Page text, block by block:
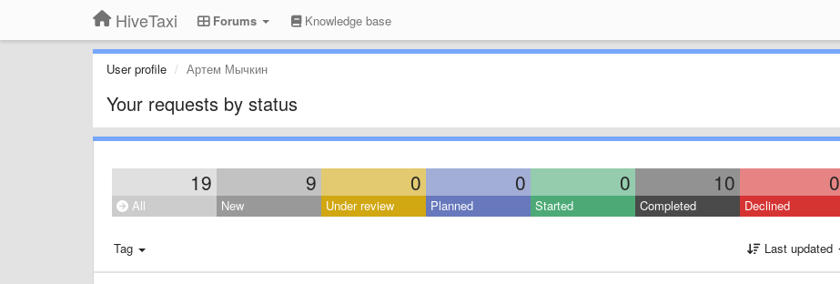
HiveTaxi Forums Knowledge base
User profile Артем Мычкин
Your requests by status
19 9 0 0 0 10 0
All New Under review Planned Started Completed Declined
Tag Last updated